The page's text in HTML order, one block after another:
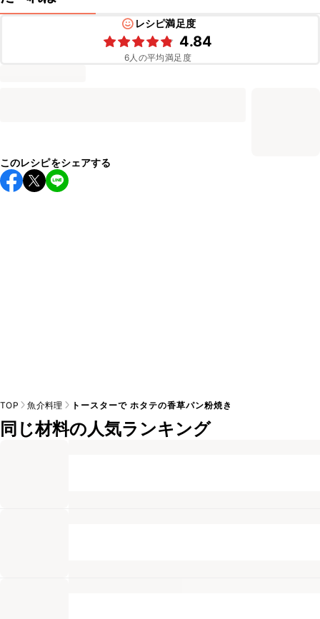
レシピ満足度
4.84
6人の平均満足度
このレシピをシェアする
TOP 魚介料理 トースターで ホタテの香草パン粉焼き
同じ材料の人気ランキング